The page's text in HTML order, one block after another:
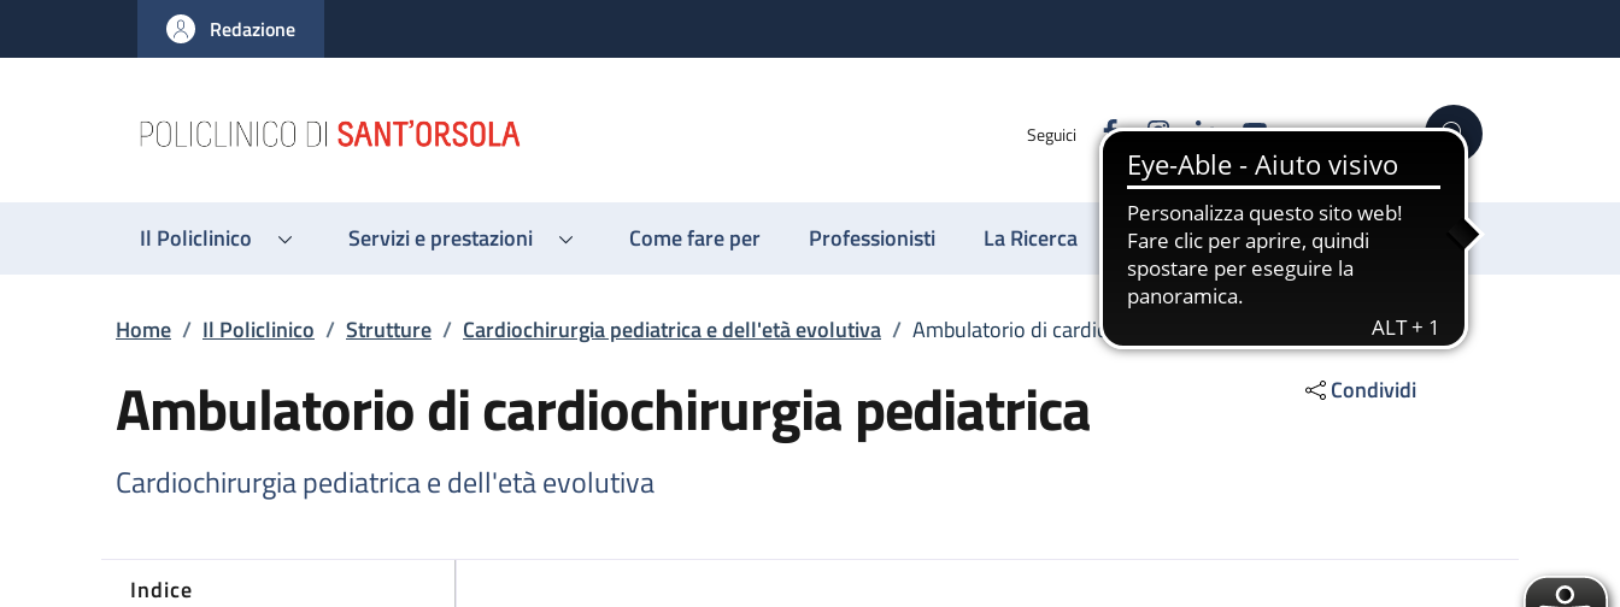
al contenuto principale
to footer content
Redazione
Seguici FacebookInstagram
LinkedinYouTube Cerca
Il Policlinico Servizi e prestazioni Come fare per Professionisti La Ricerca Sostienici
Briciole di pane
Home / Il Policlinico / Strutture / Cardiochirurgia pediatrica e dell'età evolutiva / Ambulatorio di cardiochirurgia pediatrica
Ambulatorio di cardiochirurgia pediatrica
Cardiochirurgia pediatrica e dell'età evolutiva
Condividi
Indice